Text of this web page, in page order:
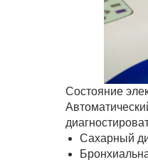
Состояние
Сахарный